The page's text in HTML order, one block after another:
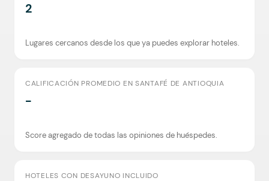
2
Lugares cercanos desde los que ya puedes explorar hoteles.
CALIFICACIÓN PROMEDIO EN SANTAFÉ DE ANTIOQUIA
-
Score agregado de todas las opiniones de huéspedes.
HOTELES CON DESAYUNO INCLUIDO